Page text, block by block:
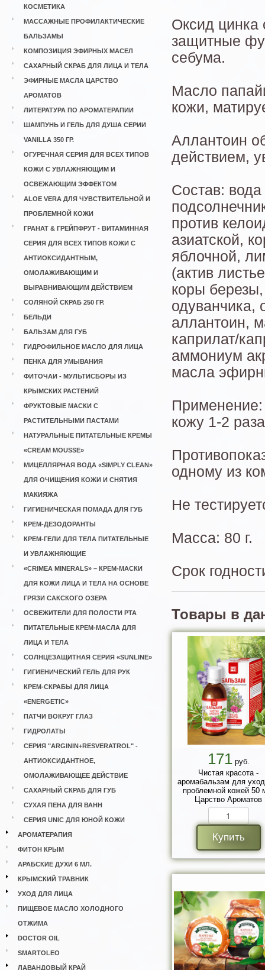
КОСМЕТИКА
МАССАЖНЫЕ ПРОФИЛАКТИЧЕСКИЕ
БАЛЬЗАМЫ
КОМПОЗИЦИЯ ЭФИРНЫХ МАСЕЛ
САХАРНЫЙ СКРАБ ДЛЯ ЛИЦА И ТЕЛА
ЭФИРНЫЕ МАСЛА ЦАРСТВО
АРОМАТОВ
ЛИТЕРАТУРА ПО АРОМАТЕРАПИИ
ШАМПУНЬ И ГЕЛЬ ДЛЯ ДУША СЕРИИ
VANILLA 350 ГР.
ОГУРЕЧНАЯ СЕРИЯ ДЛЯ ВСЕХ ТИПОВ
КОЖИ С УВЛАЖНЯЮЩИМ И
ОСВЕЖАЮЩИМ ЭФФЕКТОМ
ALOE VERA ДЛЯ ЧУВСТВИТЕЛЬНОЙ И
ПРОБЛЕМНОЙ КОЖИ
ГРАНАТ & ГРЕЙПФРУТ - ВИТАМИННАЯ
СЕРИЯ ДЛЯ ВСЕХ ТИПОВ КОЖИ С
АНТИОКСИДАНТНЫМ,
ОМОЛАЖИВАЮЩИМ И
ВЫРАВНИВАЮЩИМ ДЕЙСТВИЕМ
СОЛЯНОЙ СКРАБ 250 ГР.
БЕЛЬДИ
БАЛЬЗАМ ДЛЯ ГУБ
ГИДРОФИЛЬНОЕ МАСЛО ДЛЯ ЛИЦА
ПЕНКА ДЛЯ УМЫВАНИЯ
ФИТОЧАИ - МУЛЬТИСБОРЫ ИЗ
КРЫМСКИХ РАСТЕНИЙ
ФРУКТОВЫЕ МАСКИ С
РАСТИТЕЛЬНЫМИ ПАСТАМИ
НАТУРАЛЬНЫЕ ПИТАТЕЛЬНЫЕ КРЕМЫ
«CREAM MOUSSE»
МИЦЕЛЛЯРНАЯ ВОДА «SIMPLY CLEAN»
ДЛЯ ОЧИЩЕНИЯ КОЖИ И СНЯТИЯ
МАКИЯЖА
ГИГИЕНИЧЕСКАЯ ПОМАДА ДЛЯ ГУБ
КРЕМ-ДЕЗОДОРАНТЫ
КРЕМ-ГЕЛИ ДЛЯ ТЕЛА ПИТАТЕЛЬНЫЕ
И УВЛАЖНЯЮЩИЕ
«CRIMEA MINERALS» – КРЕМ-МАСКИ
ДЛЯ КОЖИ ЛИЦА И ТЕЛА НА ОСНОВЕ
ГРЯЗИ САКСКОГО ОЗЕРА
ОСВЕЖИТЕЛИ ДЛЯ ПОЛОСТИ РТА
ПИТАТЕЛЬНЫЕ КРЕМ-МАСЛА ДЛЯ
ЛИЦА И ТЕЛА
СОЛНЦЕЗАЩИТНАЯ СЕРИЯ «SUNLINE»
ГИГИЕНИЧЕСКИЙ ГЕЛЬ ДЛЯ РУК
КРЕМ-СКРАБЫ ДЛЯ ЛИЦА
«ENERGETIC»
ПАТЧИ ВОКРУГ ГЛАЗ
ГИДРОЛАТЫ
СЕРИЯ "ARGININ+RESVERATROL" -
АНТИОКСИДАНТНОЕ,
ОМОЛАЖИВАЮЩЕЕ ДЕЙСТВИЕ
САХАРНЫЙ СКРАБ ДЛЯ ГУБ
СУХАЯ ПЕНА ДЛЯ ВАНН
СЕРИЯ UNIC ДЛЯ ЮНОЙ КОЖИ
АРОМАТЕРАПИЯ
ФИТОН КРЫМ
АРАБСКИЕ ДУХИ 6 МЛ.
КРЫМСКИЙ ТРАВНИК
УХОД ДЛЯ ЛИЦА
ПИЩЕВОЕ МАСЛО ХОЛОДНОГО
ОТЖИМА
DOCTOR OIL
SMARTOLEO
ЛАВАНДОВЫЙ КРАЙ
Оксид цинка
защитные
себума.
Масло
кожи,
Аллантоин
действием,
Состав:
против
азиатской,
яблочной,
(актив
коры березы,
одуванчика,
аллантоин,
каприлат/
аммониум
масла
кожу 1-2
одному из
Не
Масса: 80 г.
Срок
Товары в
171руб.
Чистая красота -
аромабальзам для
проблемной кожей 50
Царство Ароматов
Купить